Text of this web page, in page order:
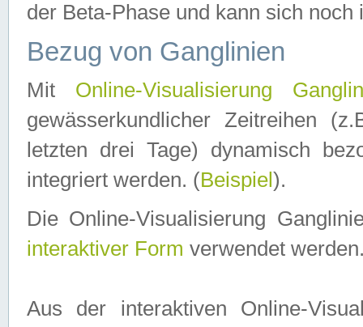
der Beta-Phase und kann sich noch
Bezug von Ganglinien
Mit Online-Visualisierung
gewässerkundlicher Zeitreihen
letzten drei Tage) dynamisch
integriert werden. (Beispiel ).
Die Online-Visualisierung
interaktiver Form verwendet
Aus der interaktiven Online-